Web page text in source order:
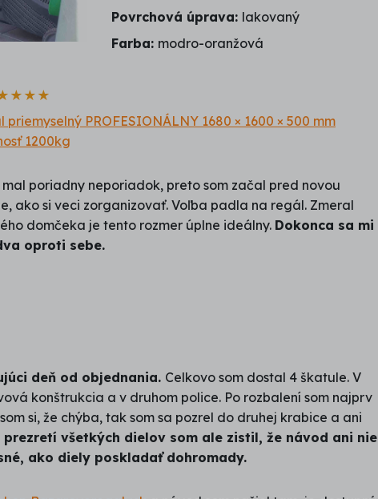
Povrchová úprava: lakovaný
Farba: modro-oranžová
priemyselný PROFESIONÁLNY 1680 × 1600 × 500 mm
1200kg
poriadny neporiadok, preto som začal pred novou
ako si veci zorganizovať. Voľba padla na regál. Zmeral
domčeka je tento rozmer úplne ideálny. Dokonca sa mi
oproti sebe.
deň od objednania. Celkovo som dostal 4 škatule. V
konštrukcia a v druhom police. Po rozbalení som najprv
si, že chýba, tak som sa pozrel do druhej krabice a ani
prezretí všetkých dielov som ale zistil, že návod ani nie
ako diely poskladať dohromady.